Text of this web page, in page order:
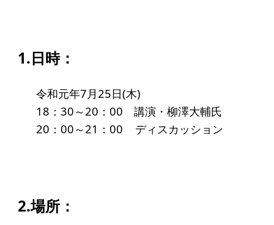
沿革
事業内容
年間スケジュール
1.日時：
令和元年7月25日(木)
18：30～20：00 講演・柳澤大輔氏
20：00～21：00 ディスカッション
2.場所：